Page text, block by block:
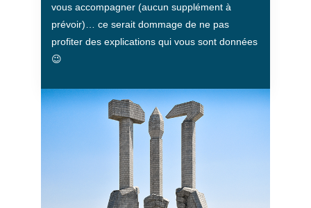
vous accompagner (aucun supplément à
prévoir)… ce serait dommage de ne pas
profiter des explications qui vous sont données
😉